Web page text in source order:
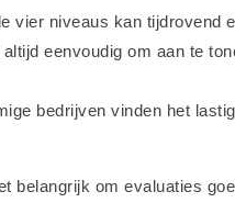
vier niveaus kan tijdrovend
eenvoudig om aan te
bedrijven vinden het
belangrijk om evaluaties